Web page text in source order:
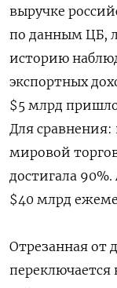
выручке
по данным ЦБ,
историю
экспортных
$5 млрд пришло
Для сравнения:
мировой
достигала
$40 млрд
Отрезанная от